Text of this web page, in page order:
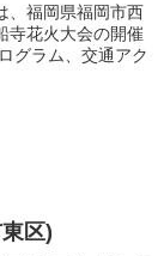
、福岡県福岡市西
寺花火大会の開催
グラム、交通アク
区)